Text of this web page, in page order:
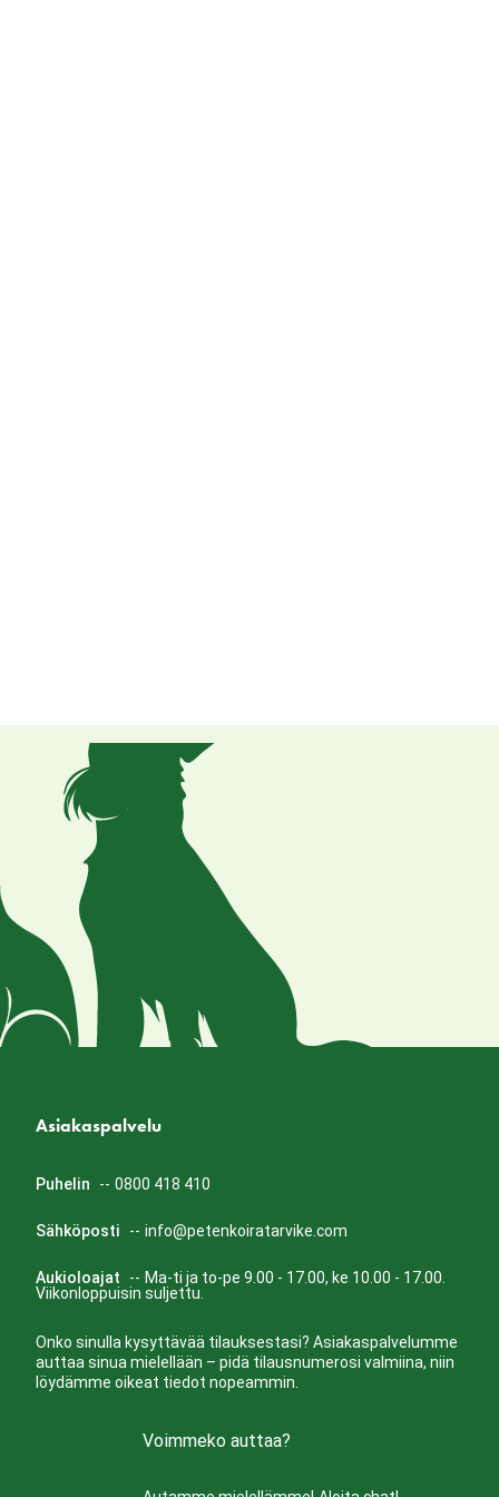
Asiakaspalvelu
Puhelin -- 0800 418 410
Sähköposti -- info@petenkoiratarvike.com
Aukioloajat -- Ma-ti ja to-pe 9.00 - 17.00, ke 10.00 - 17.00.
Viikonloppuisin suljettu.
Onko sinulla kysyttävää tilauksestasi? Asiakaspalvelumme
auttaa sinua mielellään – pidä tilausnumerosi valmiina, niin
löydämme oikeat tiedot nopeammin.
Voimmeko auttaa?